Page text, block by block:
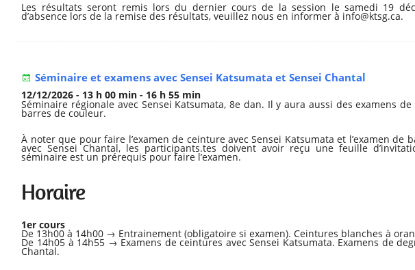
Les résultats seront remis lors du dernier cours de la session le samedi 19
d’absence lors de la remise des résultats, veuillez nous en informer à info@ktsg.ca.
Séminaire et examens avec Sensei Katsumata et Sensei Chantal
12/12/2026 - 13 h 00 min - 16 h 55 min
Séminaire régionale avec Sensei Katsumata, 8e dan. Il y aura aussi des examens
barres de couleur.
À noter que pour faire l’examen de ceinture avec Sensei Katsumata et l’examen de
avec Sensei Chantal, les participants.tes doivent avoir reçu une feuille
séminaire est un prérequis pour faire l’examen.
Horaire
1er cours
De 13h00 à 14h00 → Entrainement (obligatoire si examen). Ceintures blanches à
De 14h05 à 14h55 → Examens de ceintures avec Sensei Katsumata. Examens de
Chantal.